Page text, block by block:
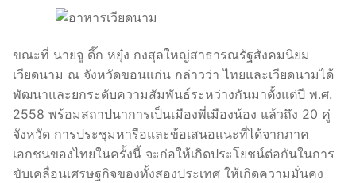
ขณะที่ นายจู ดึ๊ก หยุ๋ง กงสุลใหญ่สาธารณรัฐสังคมนิยม
เวียดนาม ณ จังหวัดขอนแก่น กล่าวว่า ไทยและเวียดนามได้
พัฒนาและยกระดับความสัมพันธ์ระหว่างกันมาตั้งแต่ปี พ.ศ.
2558 พร้อมสถาปนาการเป็นเมืองพี่เมืองน้อง แล้วถึง 20 คู่
จังหวัด การประชุมหารือและข้อเสนอแนะที่ได้จากภาค
เอกชนของไทยในครั้งนี้ จะก่อให้เกิดประโยชน์ต่อกันในการ
ขับเคลื่อนเศรษฐกิจของทั้งสองประเทศ ให้เกิดความมั่นคง